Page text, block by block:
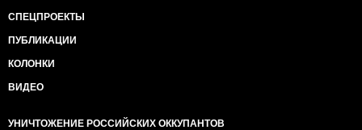
СПЕЦПРОЕКТЫ
ПУБЛИКАЦИИ
КОЛОНКИ
ВИДЕО
УНИЧТОЖЕНИЕ РОССИЙСКИХ ОККУПАНТОВ